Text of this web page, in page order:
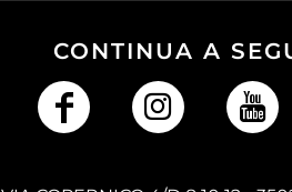
CONTINUA A